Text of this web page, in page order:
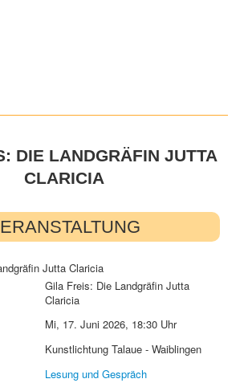
WISSENSCHAFT
REIHEN
VERZEICHNISSE
DIE LANDGRÄFIN JUTTA
CLARICIA
Gila Freis: Die Landgräfin Jutta
Claricia
Mi, 17. Juni 2026, 18:30 Uhr
Kunstlichtung Talaue - Waiblingen
Lesung und Gespräch